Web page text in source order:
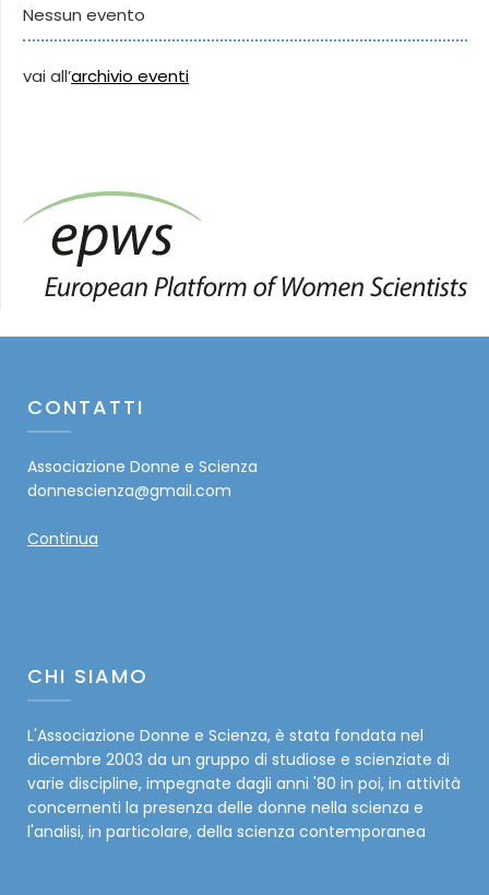
Nessun evento
vai all’archivio eventi
CONTATTI
Associazione Donne e Scienza
donnescienza@gmail.com
Continua
CHI SIAMO
L'Associazione Donne e Scienza, è stata fondata nel
dicembre 2003 da un gruppo di studiose e scienziate di
varie discipline, impegnate dagli anni '80 in poi, in attività
concernenti la presenza delle donne nella scienza e
l'analisi, in particolare, della scienza contemporanea